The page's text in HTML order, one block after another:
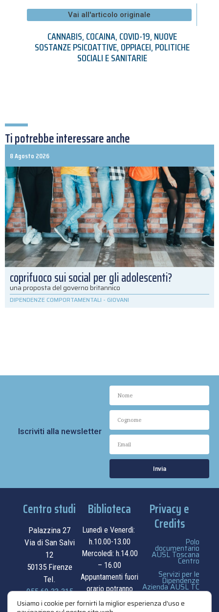
Vai all'articolo originale
CANNABIS,COCAINA,COVID-19,NUOVE
SOSTANZE PSICOATTIVE,OPPIACEI,POLITICHE
SOCIALI E SANITARIE
Ti potrebbe interessare anche
8 Agosto 2026
coprifuoco sui social per gli adolescenti?
una proposta del governo britannico
DIPENDENZE COMPORTAMENTALI - GIOVANI
Iscriviti alla newsletter
Invia
Centro studi
Palazzina 27
Via di San Salvi
12
50135 Firenze
Tel.
055.69.33.315
Biblioteca
Lunedì e Venerdì:
h.10.00-13.00
Mercoledì: h.14.00
– 16.00
Appuntamenti fuori
orario potranno
essere
Privacy e
Credits
Polo
documentario
AUSL Toscana
Centro
Servizi per le
Dipendenze
Azienda AUSL TC
privacy e cookie
Usiamo i cookie per fornirti la miglior esperienza d'uso e